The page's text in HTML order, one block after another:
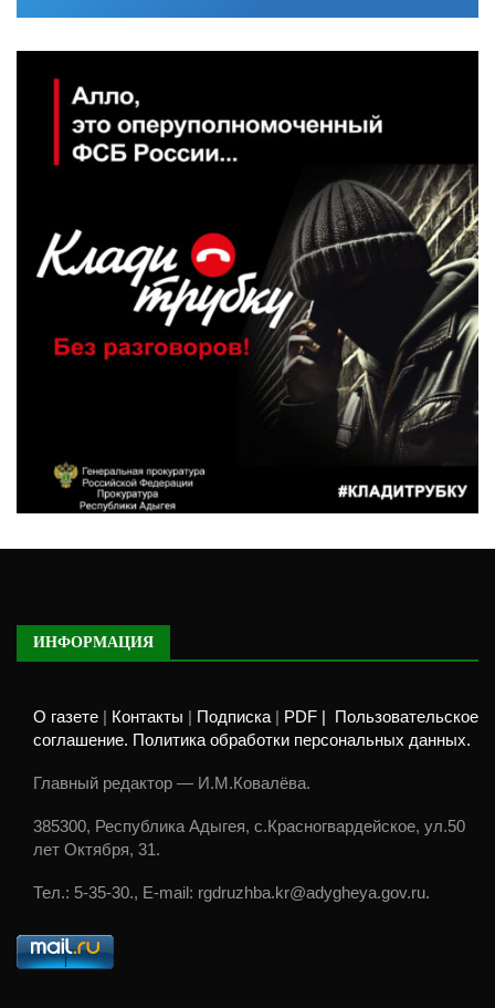
ИНФОРМАЦИЯ
О газете Контакты Подписка PDF |
Пользовательское
соглашение. Политика обработки персональных данных.
Главный редактор — И.М.Ковалёва.
385300, Республика Адыгея, с.Красногвардейское, ул.50
лет Октября, 31.
Тел.: 5-35-30., E-mail: rgdruzhba.kr@adygheya.gov.ru.